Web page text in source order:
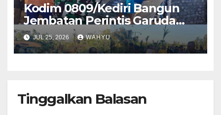
Kodim 0809/Kediri Bangun
Jembatan Perintis Garuda
Merah Putih, Wujud Nyata
Bhakti TNI Perkuat Akses dan
Ekonomi Warga
JUL 25, 2026 WAHYU
Tinggalkan Balasan